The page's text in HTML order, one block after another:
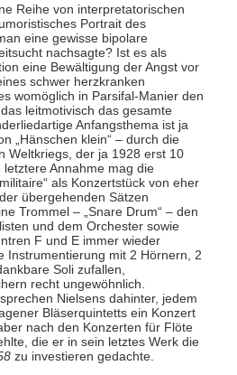
Reihe von interpretatorischen
Portrait des
eine gewisse bipolare
nachsagte? Ist es als
eine Bewältigung der Angst vor
schwer herzkranken
womöglich in Parsifal-Manier den
leitmotivisch das gesamte
Anfangsthema ist ja
„Hänschen klein“ – durch die
Weltkriegs, der ja 1928 erst 10
Annahme mag die
als Konzertstück von eher
übergehenden Sätzen
Trommel – „Snare Drum“ – den
und dem Orchester sowie
F und E immer wieder
Instrumentierung mit 2 Hörnern, 2
Soli zufallen,
recht ungewöhnlich.
Nielsens dahinter, jedem
Bläserquintetts ein Konzert
nach den Konzerten für Flöte
die er in sein letztes Werk die
zu investieren gedachte.